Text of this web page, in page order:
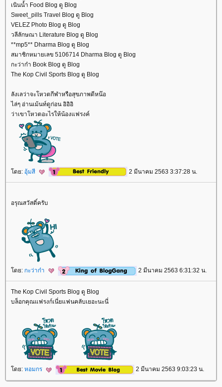
เนินน้ำ Food Blog ดู Blog
Sweet_pills Travel Blog ดู Blog
VELEZ Photo Blog ดู Blog
วลีลักษณา Literature Blog ดู Blog
**mp5** Dharma Blog ดู Blog
สมาชิกหมายเลข 5106714 Dharma Blog ดู Blog
กะว่าก๋า Book Blog ดู Blog
The Kop Civil Sports Blog ดู Blog
ลังเลว่าจะโหวตกีฬาหรือสุขภาพดีหน๊อ
ไล่ๆ อ่านเม้นท์ดูก่อน อิอิอิ
ว่าเขาโหวตอะไรให้น้องแฟรงค์
ดย: อุ้มสี 2 มีนาคม 2563 3:37:28 น.
อรุณสวัสดิ์ครับ
ดย: กะว่าก๋า 2 มีนาคม 2563 6:31:32 น.
The Kop Civil Sports Blog ดู Blog
บล็อกคุณแฟรงก์เนี่ยแฟนคลับเยอะนะนี่
ดย: หอมกร 2 มีนาคม 2563 9:03:23 น.